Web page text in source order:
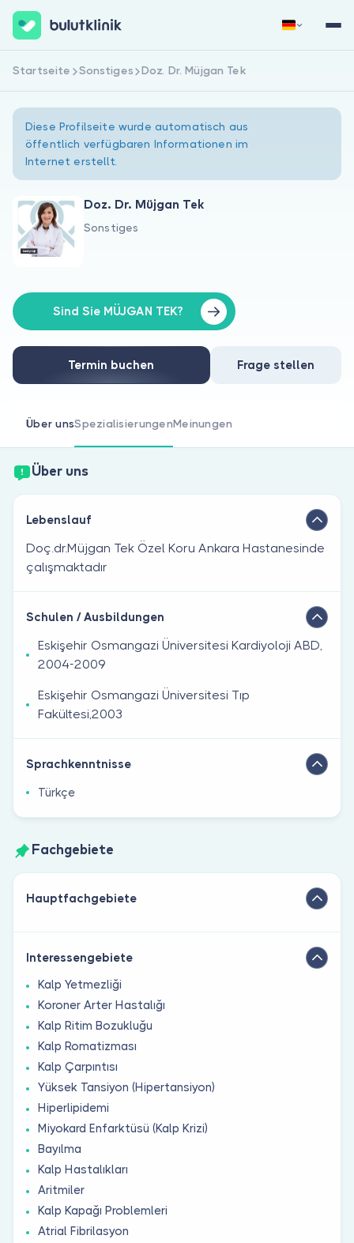
Über uns
Für Patienten
Für Ärzte
Jetzt registrieren Anmelden
Startseite Sonstiges Doz. Dr. Müjgan Tek
Diese Profilseite wurde automatisch aus
öffentlich verfügbaren Informationen im
Internet erstellt.
Doz. Dr. Müjgan Tek
Sonstiges
Sind Sie MÜJGAN TEK?
Termin buchen Frage stellen
Über unsSpezialisierungenMeinungen
Über uns
Lebenslauf
Doç.dr.Müjgan Tek Özel Koru Ankara Hastanesinde
çalışmaktadır
Schulen / Ausbildungen
Eskişehir Osmangazi Üniversitesi Kardiyoloji ABD,
2004-2009
Eskişehir Osmangazi Üniversitesi Tıp
Fakültesi,2003
Sprachkenntnisse
Türkçe
Fachgebiete
Hauptfachgebiete
Interessengebiete
Kalp Yetmezliği
Koroner Arter Hastalığı
Kalp Ritim Bozukluğu
Kalp Romatizması
Kalp Çarpıntısı
Yüksek Tansiyon (Hipertansiyon)
Hiperlipidemi
Miyokard Enfarktüsü (Kalp Krizi)
Bayılma
Kalp Hastalıkları
Aritmiler
Kalp Kapağı Problemleri
Atrial Fibrilasyon